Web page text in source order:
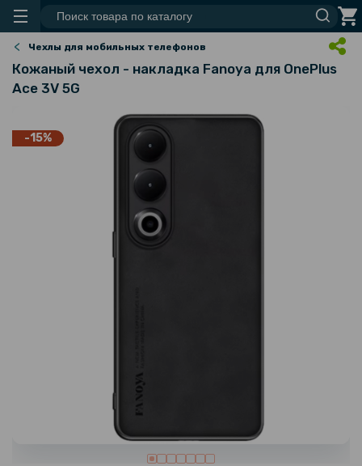
Чехлы для мобильных телефонов
Кожаный чехол - накладка Fanoya для OnePlus
Ace 3V 5G
-15%